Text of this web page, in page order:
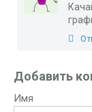
Добавить
Имя